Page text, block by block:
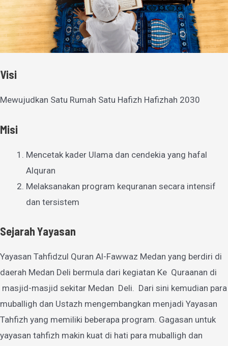
Visi
Mewujudkan Satu Rumah Satu Hafizh Hafizhah 2030
Misi
Mencetak kader Ulama dan cendekia yang hafal
Alquran
Melaksanakan program kequranan secara intensif
dan tersistem
Sejarah Yayasan
Yayasan Tahfidzul Quran Al-Fawwaz Medan yang berdiri di
daerah Medan Deli bermula dari kegiatan Ke Quraanan di
masjid-masjid sekitar Medan Deli. Dari sini kemudian para
muballigh dan Ustazh mengembangkan menjadi Yayasan
Tahfizh yang memiliki beberapa program. Gagasan untuk
yayasan tahfizh makin kuat di hati para muballigh dan